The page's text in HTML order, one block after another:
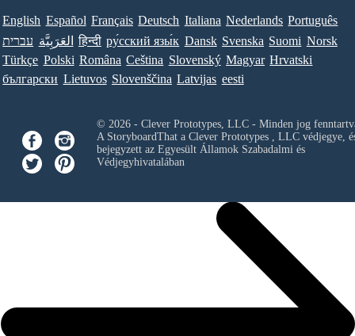
English Español Français Deutsch Italiana Nederlands Português
עברית العَرَبِيَّة हिन्दी ру́сский язы́к Dansk Svenska Suomi Norsk
Türkçe Polski Româna Ceština Slovenský Magyar Hrvatski
български Lietuvos Slovenščina Latvijas eesti
© 2026 - Clever Prototypes, LLC - Minden jog
A StoryboardThat a Clever Prototypes , LLCvédjegye,
bejegyzett az Egyesült Államok Szabadalmi és
Védjegyhivatalában